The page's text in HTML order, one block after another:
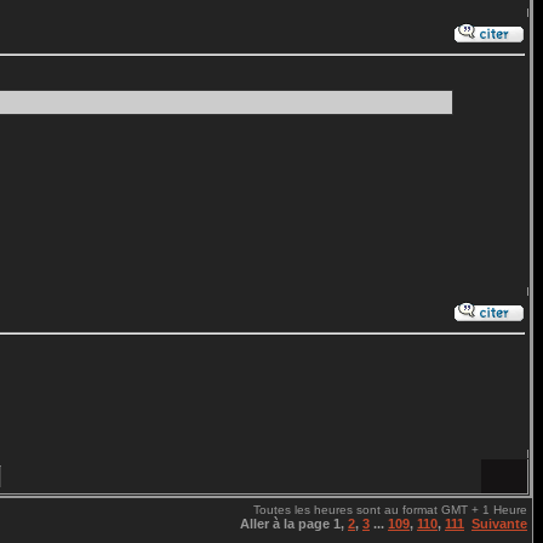
Toutes les heures sont au format GMT + 1 Heure
Aller à la page 1, 2, 3 ... 109, 110, 111 Suivante